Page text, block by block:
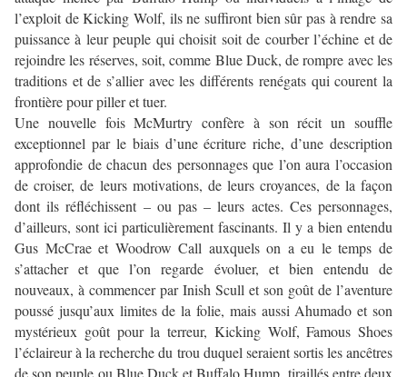
l’exploit de Kicking Wolf, ils ne suffiront bien sûr pas à rendre sa
puissance à leur peuple qui choisit soit de courber l’échine et de
rejoindre les réserves, soit, comme Blue Duck, de rompre avec les
traditions et de s’allier avec les différents renégats qui courent la
frontière pour piller et tuer.
Une nouvelle fois McMurtry confère à son récit un souffle
exceptionnel par le biais d’une écriture riche, d’une description
approfondie de chacun des personnages que l’on aura l’occasion
de croiser, de leurs motivations, de leurs croyances, de la façon
dont ils réfléchissent – ou pas – leurs actes. Ces personnages,
d’ailleurs, sont ici particulièrement fascinants. Il y a bien entendu
Gus McCrae et Woodrow Call auxquels on a eu le temps de
s’attacher et que l’on regarde évoluer, et bien entendu de
nouveaux, à commencer par Inish Scull et son goût de l’aventure
poussé jusqu’aux limites de la folie, mais aussi Ahumado et son
mystérieux goût pour la terreur, Kicking Wolf, Famous Shoes
l’éclaireur à la recherche du trou duquel seraient sortis les ancêtres
de son peuple ou Blue Duck et Buffalo Hump, tiraillés entre deux